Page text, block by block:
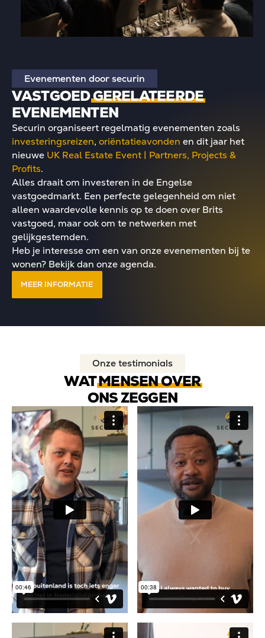
Evenementen door securin
VASTGOEDGERELATEERDE
EVENEMENTEN
Securin organiseert regelmatig evenementen zoals
investeringsreizen, oriëntatieavonden en dit jaar het
nieuwe UK Real Estate Event | Partners, Projects &
Profits.
Alles draait om investeren in de Engelse
vastgoedmarkt. Een perfecte gelegenheid om niet
alleen waardevolle kennis op te doen over Brits
vastgoed, maar ook om te netwerken met
gelijkgestemden.
Heb je interesse om een van onze evenementen bij te
wonen? Bekijk dan onze agenda.
MEER INFORMATIE
Onze testimonials
WATMENSEN OVER
ONS ZEGGEN